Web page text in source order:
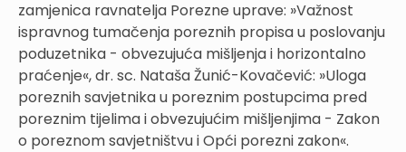
zamjenica ravnatelja Porezne uprave: »Važnost
ispravnog tumačenja poreznih propisa u poslovanju
poduzetnika - obvezujuća mišljenja i horizontalno
praćenje«, dr. sc. Nataša Žunić-Kovačević: »Uloga
poreznih savjetnika u poreznim postupcima pred
poreznim tijelima i obvezujućim mišljenjima - Zakon
o poreznom savjetništvu i Opći porezni zakon«.